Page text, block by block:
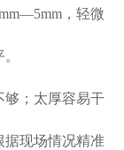
，轻微
够；太厚容易干
据现场情况精准